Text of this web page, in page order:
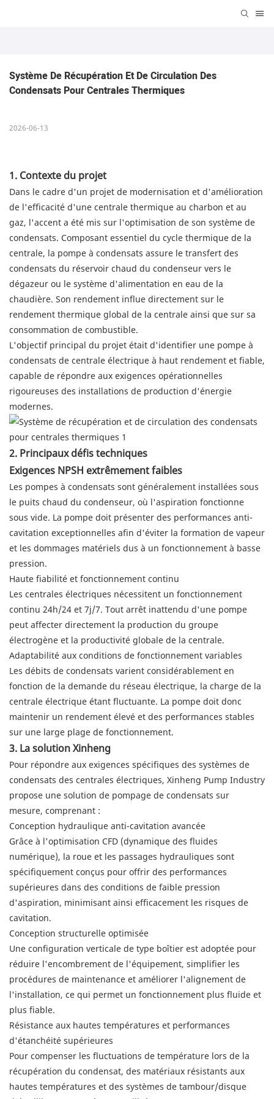
Système De Récupération Et De Circulation Des
Condensats Pour Centrales Thermiques
2026-06-13
1. Contexte du projet
Dans le cadre d'un projet de modernisation et d'amélioration
de l'efficacité d'une centrale thermique au charbon et au
gaz, l'accent a été mis sur l'optimisation de son système de
condensats. Composant essentiel du cycle thermique de la
centrale, la pompe à condensats assure le transfert des
condensats du réservoir chaud du condenseur vers le
dégazeur ou le système d'alimentation en eau de la
chaudière. Son rendement influe directement sur le
rendement thermique global de la centrale ainsi que sur sa
consommation de combustible.
L'objectif principal du projet était d'identifier une pompe à
condensats de centrale électrique à haut rendement et fiable,
capable de répondre aux exigences opérationnelles
rigoureuses des installations de production d'énergie
modernes.
2. Principaux défis techniques
Exigences NPSH extrêmement faibles
Les pompes à condensats sont généralement installées sous
le puits chaud du condenseur, où l'aspiration fonctionne
sous vide. La pompe doit présenter des performances anti-
cavitation exceptionnelles afin d'éviter la formation de vapeur
et les dommages matériels dus à un fonctionnement à basse
pression.
Haute fiabilité et fonctionnement continu
Les centrales électriques nécessitent un fonctionnement
continu 24h/24 et 7j/7. Tout arrêt inattendu d'une pompe
peut affecter directement la production du groupe
électrogène et la productivité globale de la centrale.
Adaptabilité aux conditions de fonctionnement variables
Les débits de condensats varient considérablement en
fonction de la demande du réseau électrique, la charge de la
centrale électrique étant fluctuante. La pompe doit donc
maintenir un rendement élevé et des performances stables
sur une large plage de fonctionnement.
3. La solution Xinheng
Pour répondre aux exigences spécifiques des systèmes de
condensats des centrales électriques, Xinheng Pump Industry
propose une solution de pompage de condensats sur
mesure, comprenant :
Conception hydraulique anti-cavitation avancée
Grâce à l'optimisation CFD (dynamique des fluides
numérique), la roue et les passages hydrauliques sont
spécifiquement conçus pour offrir des performances
supérieures dans des conditions de faible pression
d'aspiration, minimisant ainsi efficacement les risques de
cavitation.
Conception structurelle optimisée
Une configuration verticale de type boîtier est adoptée pour
réduire l'encombrement de l'équipement, simplifier les
procédures de maintenance et améliorer l'alignement de
l'installation, ce qui permet un fonctionnement plus fluide et
plus fiable.
Résistance aux hautes températures et performances
d'étanchéité supérieures
Pour compenser les fluctuations de température lors de la
récupération du condensat, des matériaux résistants aux
hautes températures et des systèmes de tambour/disque